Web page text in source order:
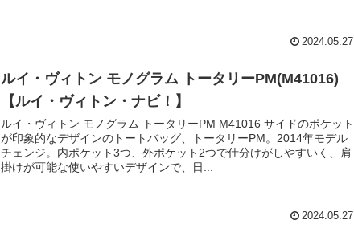
2024.05.27
ルイ・ヴィトン モノグラム トータリーPM(M41016)
【ルイ・ヴィトン・ナビ！】
ルイ・ヴィトン モノグラム トータリーPM M41016 サイドのポケット
が印象的なデザインのトートバッグ、トータリーPM。2014年モデル
チェンジ。内ポケット3つ、外ポケット2つで仕分けがしやすいく、肩
掛けが可能な使いやすいデザインで、日...
2024.05.27